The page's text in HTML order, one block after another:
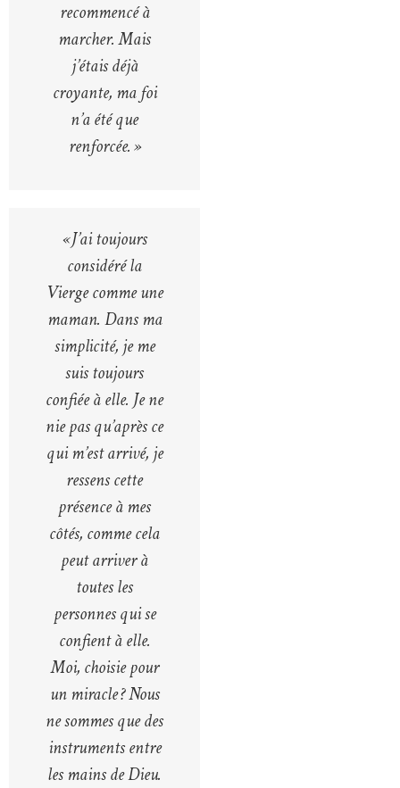
recommencé à
marcher. Mais
j’étais déjà
croyante, ma foi
n’a été que
renforcée. »
« J’ai toujours
considéré la
Vierge comme une
maman. Dans ma
simplicité, je me
suis toujours
confiée à elle. Je ne
nie pas qu’après ce
qui m’est arrivé, je
ressens cette
présence à mes
côtés, comme cela
peut arriver à
toutes les
personnes qui se
confient à elle.
Moi, choisie pour
un miracle ? Nous
ne sommes que des
instruments entre
les mains de Dieu.